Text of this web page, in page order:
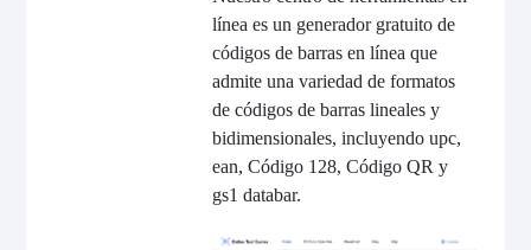
línea es un generador gratuito de
códigos de barras en línea que
admite una variedad de formatos
de códigos de barras lineales y
bidimensionales, incluyendo upc,
ean, Código 128, Código QR y
gs1 databar.